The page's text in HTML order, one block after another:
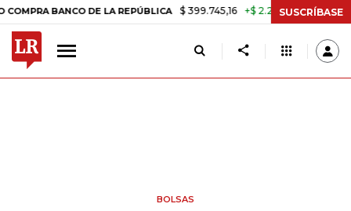
DE LA REPÚBLICA $ 399.745,16 +$ 2.295,71 +0,58% TASA
SUSCRÍBASE
BOLSAS